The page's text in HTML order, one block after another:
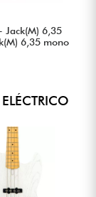
Jack(M) 6,35
6,35 mono